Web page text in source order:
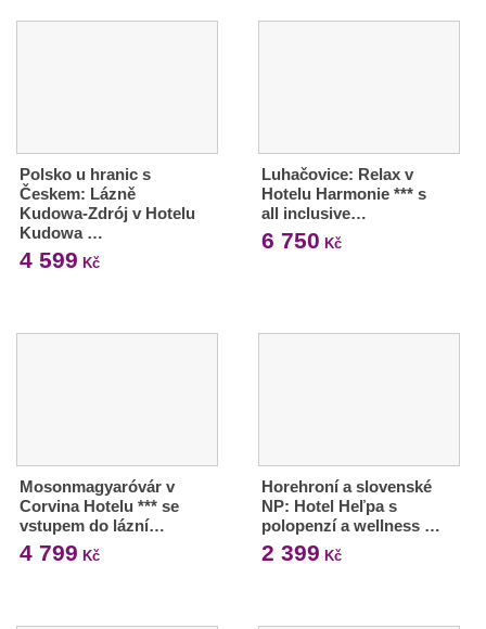
Polsko u hranic s
Českem: Lázně
Kudowa-Zdrój v Hotelu
Kudowa …
4 599 Kč
Luhačovice: Relax v
Hotelu Harmonie *** s
all inclusive…
6 750 Kč
Mosonmagyaróvár v
Corvina Hotelu *** se
vstupem do lázní…
4 799 Kč
Horehroní a slovenské
NP: Hotel Heľpa s
polopenzí a wellness …
2 399 Kč